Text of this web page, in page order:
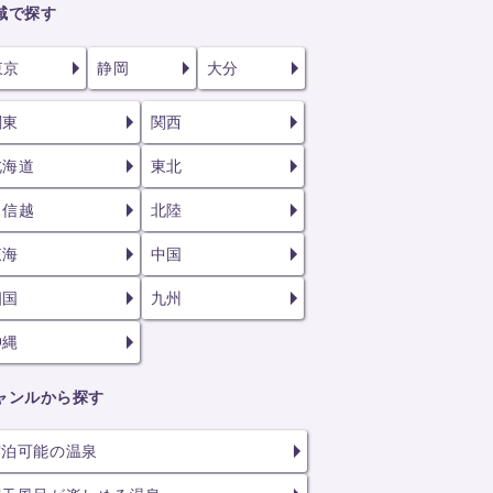
で探す
京 静岡 大分
関西
道 東北
越 北陸
中国
九州
ンルから探す
可能の温泉